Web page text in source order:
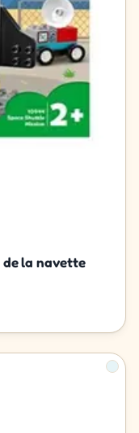
de la navette